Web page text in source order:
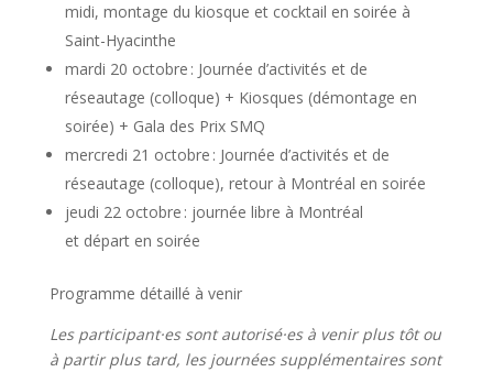
midi, montage du kiosque et cocktail en soirée à
Saint-Hyacinthe
mardi 20 octobre : Journée d’activités et de
réseautage (colloque) + Kiosques (démontage en
soirée) + Gala des Prix SMQ
mercredi 21 octobre : Journée d’activités et de
réseautage (colloque), retour à Montréal en soirée
jeudi 22 octobre : journée libre à Montréal
et départ en soirée
Programme détaillé à venir
Les participant·es sont autorisé·es à venir plus tôt ou
à partir plus tard, les journées supplémentaires sont